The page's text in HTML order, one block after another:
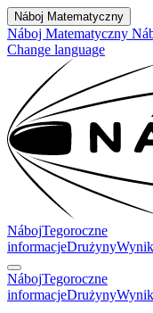
Náboj Matematyczny
Náboj Matematyczny
Change language
NábojTegoroczne
informacjeDrużyny
NábojTegoroczne
informacjeDrużyny